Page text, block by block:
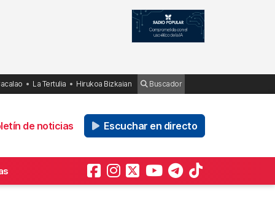
La Tertulia Hirukoa Bizkaian Buscador
de noticias Escuchar en directo